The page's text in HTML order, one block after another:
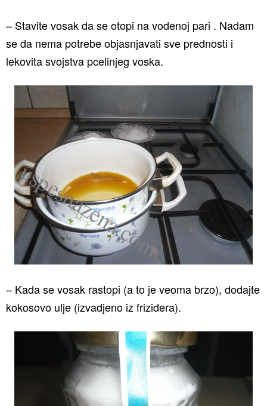
– Stavite vosak da se otopi na vodenoj pari . Nadam
se da nema potrebe objasnjavati sve prednosti i
lekovita svojstva pcelinjeg voska.
– Kada se vosak rastopi (a to je veoma brzo), dodajte
kokosovo ulje (izvadjeno iz frizidera).